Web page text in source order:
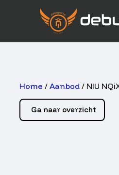
Home / Aanbod / NIU
Ga naar overzicht